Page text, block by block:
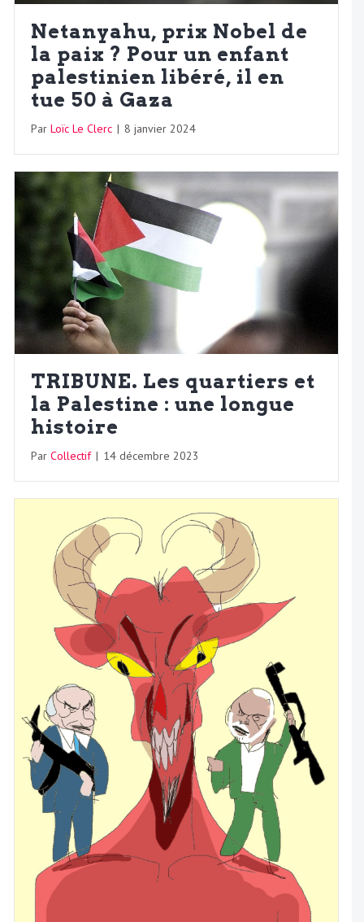
Netanyahu, prix Nobel de
la paix ? Pour un enfant
palestinien libéré, il en
tue 50 à Gaza
Par Loïc Le Clerc | 8 janvier 2024
TRIBUNE. Les quartiers et
la Palestine : une longue
histoire
Par Collectif | 14 décembre 2023